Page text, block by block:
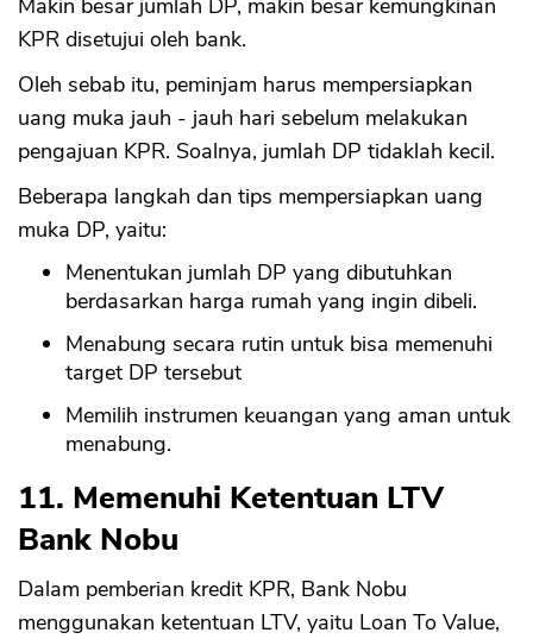
Makin besar jumlah DP, makin besar kemungkinan
KPR disetujui oleh bank.
Oleh sebab itu, peminjam harus mempersiapkan
uang muka jauh - jauh hari sebelum melakukan
pengajuan KPR. Soalnya, jumlah DP tidaklah kecil.
Beberapa langkah dan tips mempersiapkan uang
muka DP, yaitu:
Menentukan jumlah DP yang dibutuhkan
berdasarkan harga rumah yang ingin dibeli.
Menabung secara rutin untuk bisa memenuhi
target DP tersebut
Memilih instrumen keuangan yang aman untuk
menabung.
11. Memenuhi Ketentuan LTV
Bank Nobu
Dalam pemberian kredit KPR, Bank Nobu
menggunakan ketentuan LTV, yaitu Loan To Value,